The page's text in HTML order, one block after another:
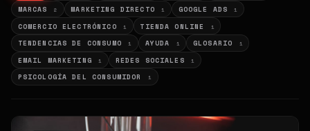
MARCAS 2 MARKETING DIRECTO 1 GOOGLE ADS 1
COMERCIO ELECTRÓNICO 1 TIENDA ONLINE 1
TENDENCIAS DE CONSUMO 1 AYUDA 1 GLOSARIO 1
EMAIL MARKETING 1 REDES SOCIALES 1
PSICOLOGÍA DEL CONSUMIDOR 1